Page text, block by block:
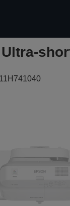
Ultra-